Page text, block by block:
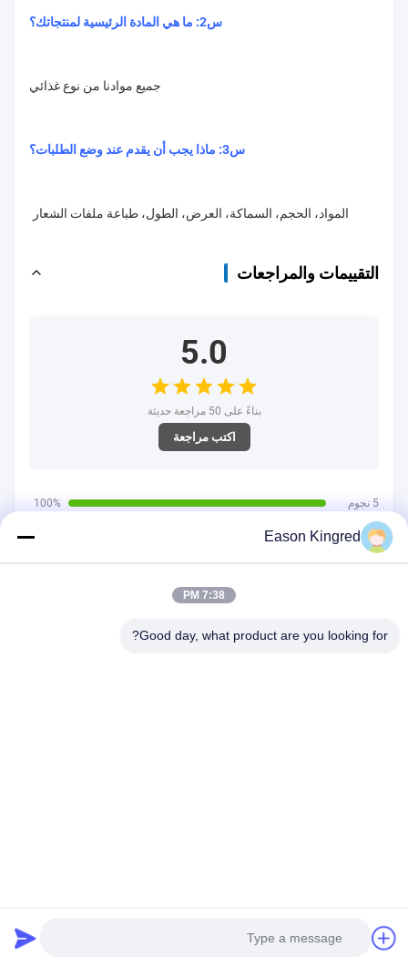
س2: ما هي المادة الرئيسية لمنتجاتك؟
جميع موادنا من نوع غذائي
س3: ماذا يجب أن يقدم عند وضع الطلبات؟
المواد، الحجم، السماكة، العرض، الطول، طباعة ملفات الشعار
التقييمات والمراجعات
5.0
بناءً على 50 مراجعة حديثة
اكتب مراجعة
5 نجوم
100%
4 نجوم
3 نجوم
2 نجوم
0%
2
20
Eason Kingred
7:38 PM
Good day, what product are you looking for?